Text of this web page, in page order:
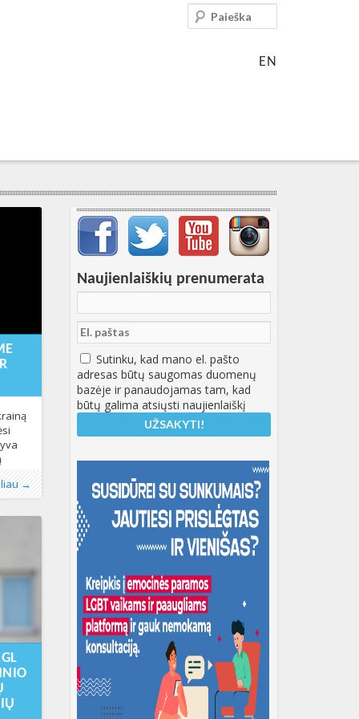
EN
Paieška
06-
kur
karo
visą
→
,
Svarbių įrašų meniu
Naujienlaiškių prenumerata
Sutinku, kad mano el. pašto
adresas būtų saugomas duomenų
bazėje ir panaudojamas tam, kad
būtų galima atsiųsti naujienlaiškį